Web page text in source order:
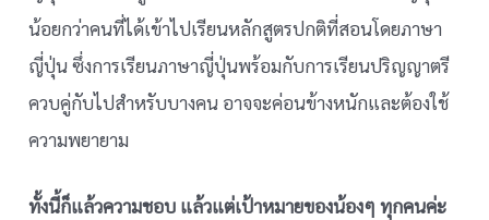
น้อยกว่าคนที่ได้เข้าไปเรียนหลักสูตรปกติที่สอนโดยภาษา
ญี่ปุ่น ซึ่งการเรียนภาษาญี่ปุ่นพร้อมกับการเรียนปริญญาตรี
ควบคู่กับไปสำหรับบางคน อาจจะค่อนข้างหนักและต้องใช้
ความพยายาม
ทั้งนี้ก็แล้วความชอบ แล้วแต่เป้าหมายของน้องๆ ทุกคนค่ะ